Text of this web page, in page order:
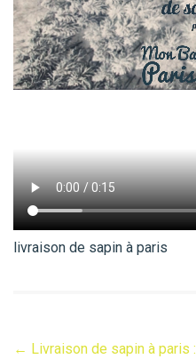
livraison de sapin à paris
← Livraison de sapin à paris :